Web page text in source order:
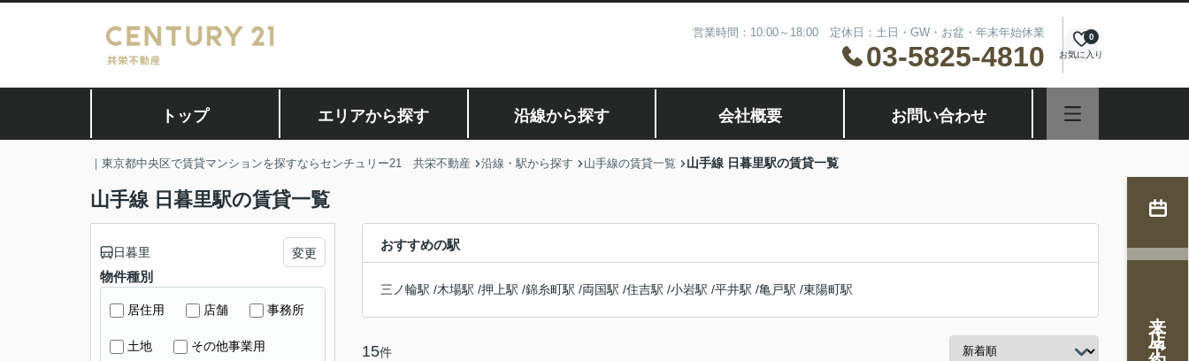
営業時間：10:00～18:00 定休日：土日・GW・お盆・年末年始休業
03-5825-4810 お気に入り
0
トップ エリアから探す 沿線から探す 会社概要 お問い合わせ
｜東京都中央区で賃貸マンションを探すならセンチュリー21 共栄不動産 沿線・駅から探す 山手線の賃貸一覧 山手線 日暮里駅の賃貸一覧
山手線 日暮里駅の賃貸一覧
おすすめの駅
三ノ輪駅 /木場駅 /押上駅 /錦糸町駅 /両国駅 /住吉駅 /小岩駅 /平井駅 /亀戸駅 /東陽町駅
15件
日暮里 変更
物件種別
居住用 店舗 事務所
土地 その他事業用 来店予約